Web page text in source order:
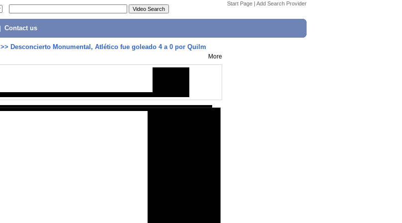
Start Page | Add Search Provider
Contact us
>> Desconcierto Monumental, Atlético fue goleado 4 a 0 por Quilm
More